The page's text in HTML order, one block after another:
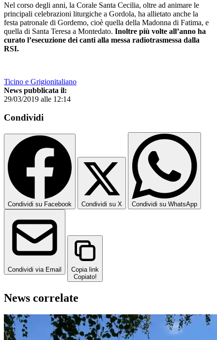
Nel corso degli anni, la Corale Santa Cecilia, oltre ad animare le
principali celebrazioni liturgiche a Gordola, ha allietato anche la
festa patronale di Gordemo, cioè quella della Madonna di Fatima, e
quella di Santa Teresa a Montedato. Inoltre più volte all’anno ha
curato l’esecuzione dei canti alla messa radiotrasmessa dalla
RSI.
Ticino e Grigionitaliano
News pubblicata il:
29/03/2019 alle 12:14
Condividi
Condividi su Facebook Condividi su X Condividi su WhatsApp
Condividi via Email
Copia link
Copiato!
News correlate